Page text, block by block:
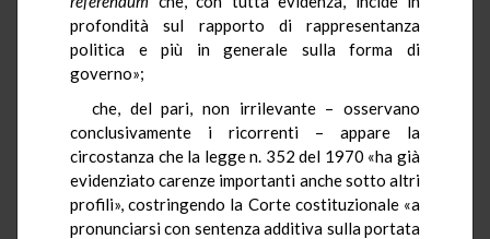
profondità sul rapporto di rappresentanza
politica e più in generale sulla forma di
governo»;
che, del pari, non irrilevante – osservano
conclusivamente i ricorrenti – appare la
circostanza che la legge n. 352 del 1970 «ha già
evidenziato carenze importanti anche sotto altri
profili», costringendo la Corte costituzionale «a
pronunciarsi con sentenza additiva sulla portata